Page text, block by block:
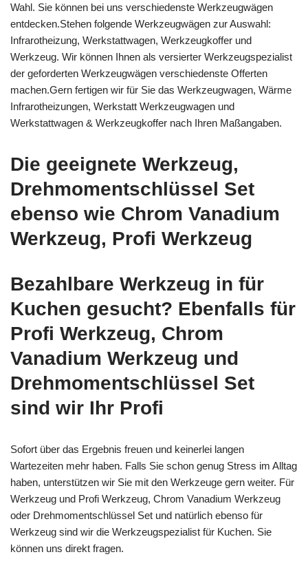
Wahl. Sie können bei uns verschiedenste Werkzeugwägen
entdecken.Stehen folgende Werkzeugwägen zur Auswahl:
Infrarotheizung, Werkstattwagen, Werkzeugkoffer und
Werkzeug. Wir können Ihnen als versierter Werkzeugspezialist
der geforderten Werkzeugwägen verschiedenste Offerten
machen.Gern fertigen wir für Sie das Werkzeugwagen, Wärme
Infrarotheizungen, Werkstatt Werkzeugwagen und
Werkstattwagen & Werkzeugkoffer nach Ihren Maßangaben.
Die geeignete Werkzeug,
Drehmomentschlüssel Set
ebenso wie Chrom Vanadium
Werkzeug, Profi Werkzeug
Bezahlbare Werkzeug in für
Kuchen gesucht? Ebenfalls für
Profi Werkzeug, Chrom
Vanadium Werkzeug und
Drehmomentschlüssel Set
sind wir Ihr Profi
Sofort über das Ergebnis freuen und keinerlei langen
Wartezeiten mehr haben. Falls Sie schon genug Stress im Alltag
haben, unterstützen wir Sie mit den Werkzeuge gern weiter. Für
Werkzeug und Profi Werkzeug, Chrom Vanadium Werkzeug
oder Drehmomentschlüssel Set und natürlich ebenso für
Werkzeug sind wir die Werkzeugspezialist für Kuchen. Sie
können uns direkt fragen.